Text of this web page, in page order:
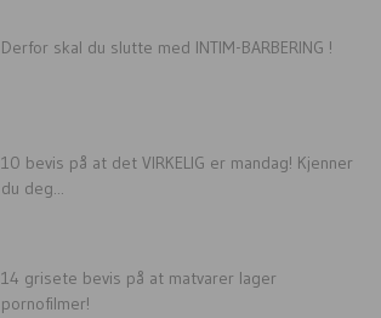
Derfor skal du slutte med INTIM-BARBERING !
10 bevis på at det VIRKELIG er mandag! Kjenner
du deg...
14 grisete bevis på at matvarer lager
pornofilmer!